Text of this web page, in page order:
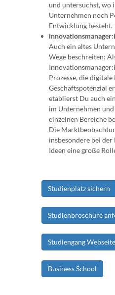
und untersuchst, wo
Unternehmen noch
Entwicklung besteht.
Auch ein altes
Wege beschreiten:
Prozesse, die
Geschäftspotenzial
etablierst Du auch
im Unternehmen
einzelnen Bereiche
Die
insbesondere bei
Ideen eine große
Studienplatz sichern
Studienbroschüre
Studiengang Webseite
Business School